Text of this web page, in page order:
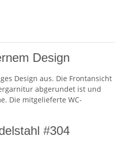
Design
Design aus. Die Frontansicht
abgerundet ist und
Die mitgelieferte WC-
#304